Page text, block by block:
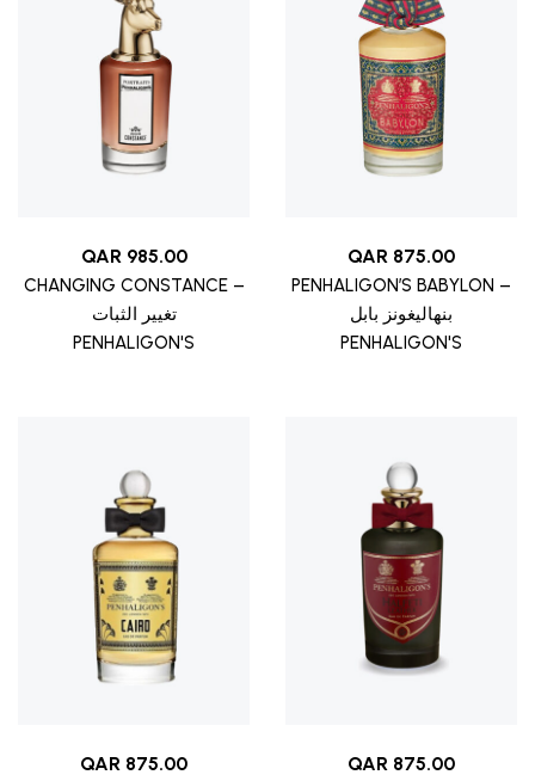
QAR 985.00
CHANGING CONSTANCE –
تغيير الثبات
PENHALIGON'S
QAR 875.00
PENHALIGON’S BABYLON –
بنهاليغونز بابل
PENHALIGON'S
QAR 875.00 QAR 875.00